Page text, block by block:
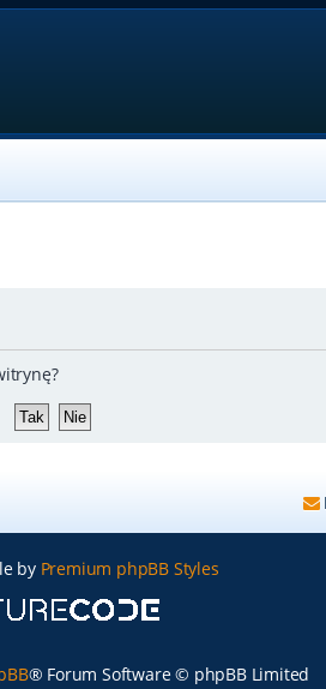
by Premium phpBB Styles
® Forum Software © phpBB Limited